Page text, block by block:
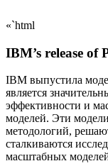
«`html
IBM’s release
IBM выпустила
является
эффективности и
моделей. Эти
методологий,
сталкиваются
масштабных